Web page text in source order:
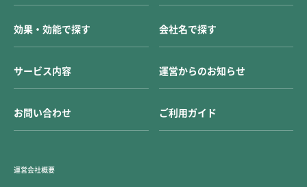
効果・効能で探す 会社名で探す
サービス内容 運営からのお知らせ
お問い合わせ ご利用ガイド
運営会社概要